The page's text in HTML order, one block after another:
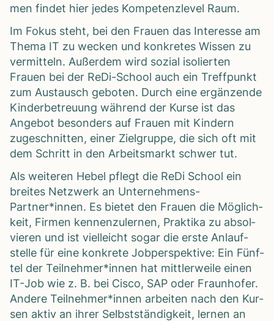
men fin­det hier jedes Kom­pe­tenz­le­vel Raum.
Im Fokus steht, bei den Frauen das Inter­esse am
Thema IT zu wecken und kon­kre­tes Wis­sen zu
ver­mit­teln. Außer­dem wird sozial iso­lier­ten
Frauen bei der ReDi-School auch ein Treff­punkt
zum Aus­tausch gebo­ten. Durch eine ergän­zende
Kin­der­be­treu­ung wäh­rend der Kurse ist das
Ange­bot beson­ders auf Frauen mit Kin­dern
zuge­schnit­ten, einer Ziel­gruppe, die sich oft mit
dem Schritt in den Arbeits­markt schwer tut.
Als wei­te­ren Hebel pflegt die ReDi School ein
brei­tes Netz­werk an Unternehmens-
Partner*innen. Es bie­tet den Frauen die Mög­lich­
keit, Fir­men ken­nen­zu­ler­nen, Prak­tika zu absol­
vie­ren und ist viel­leicht sogar die erste Anlauf­
stelle für eine kon­krete Job­per­spek­tive: Ein Fünf­
tel der Teilnehmer*innen hat mitt­ler­weile einen
IT-Job wie z. B. bei Cisco, SAP oder Fraun­ho­fer.
Andere Teilnehmer*innen arbei­ten nach den Kur­
sen aktiv an ihrer Selbst­stän­dig­keit, ler­nen an